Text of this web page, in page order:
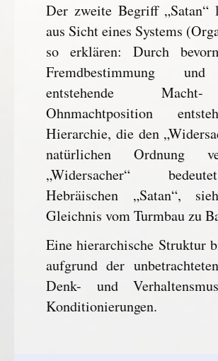
Der zweite Begriff „Satan“
aus Sicht eines Systems
so erklären: Durch
Fremdbestimmung
entstehende
Ohnmachtposition
Hierarchie, die den
natürlichen Ordnung
„Widersacher“
Hebräischen „Satan“,
Gleichnis vom Turmbau zu
Eine hierarchische Struktur
aufgrund der
Denk- und
Konditionierungen.